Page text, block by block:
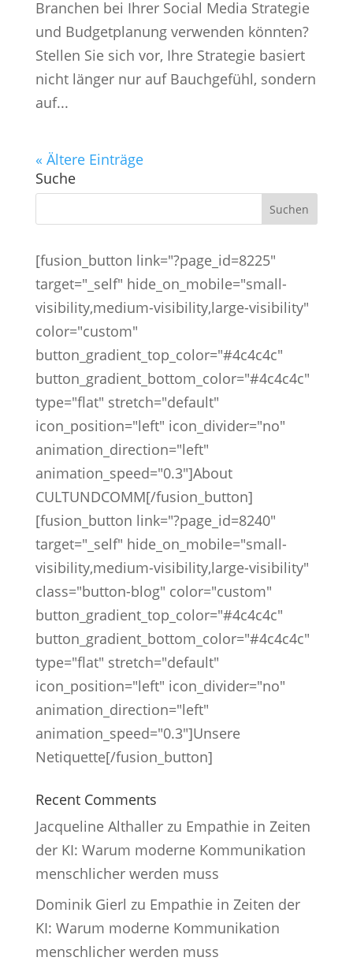
Branchen bei Ihrer Social Media Strategie
und Budgetplanung verwenden könnten?
Stellen Sie sich vor, Ihre Strategie basiert
nicht länger nur auf Bauchgefühl, sondern
auf...
« Ältere Einträge
Suche
[fusion_button link="?page_id=8225"
target="_self" hide_on_mobile="small-
visibility,medium-visibility,large-visibility"
color="custom"
button_gradient_top_color="#4c4c4c"
button_gradient_bottom_color="#4c4c4c"
type="flat" stretch="default"
icon_position="left" icon_divider="no"
animation_direction="left"
animation_speed="0.3"]About
CULTUNDCOMM[/fusion_button]
[fusion_button link="?page_id=8240"
target="_self" hide_on_mobile="small-
visibility,medium-visibility,large-visibility"
class="button-blog" color="custom"
button_gradient_top_color="#4c4c4c"
button_gradient_bottom_color="#4c4c4c"
type="flat" stretch="default"
icon_position="left" icon_divider="no"
animation_direction="left"
animation_speed="0.3"]Unsere
Netiquette[/fusion_button]
Recent Comments
Jacqueline Althallerzu Empathie in Zeiten
der KI: Warum moderne Kommunikation
menschlicher werden muss
Dominik Gierl zu Empathie in Zeiten der
KI: Warum moderne Kommunikation
menschlicher werden muss